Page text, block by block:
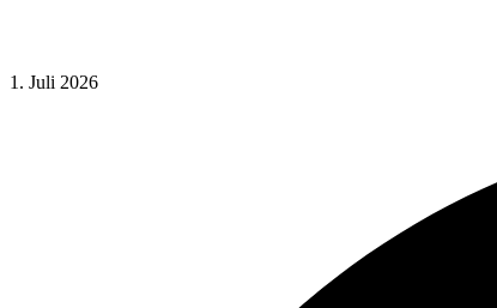
1. Juli 2026